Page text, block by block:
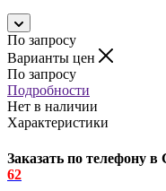
По запросу
Варианты цен
По запросу
Подробности
Нет в наличии
Характеристики
Заказать по телефону в
62